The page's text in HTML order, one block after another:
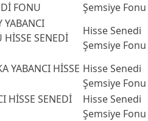
FONU
Şemsiye Fonu
YABANCI
HİSSE SENEDİ
Hisse Senedi
Şemsiye Fonu
YABANCI HİSSE Hisse Senedi
Şemsiye Fonu
HİSSE SENEDİ
Hisse Senedi
Şemsiye Fonu